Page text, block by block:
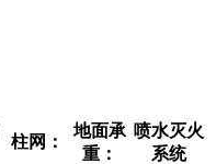
柱网：
地面承
重：
喷水灭火
系统